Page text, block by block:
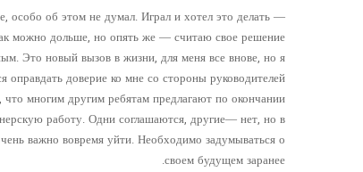
особо об этом не думал. Играл и хотел это делать
можно дольше, но опять же — считаю свое решение
Это новый вызов в жизни, для меня все внове, но я
оправдать доверие ко мне со стороны руководителей
многим другим ребятам предлагают по окончании
работу. Одни соглашаются, другие— нет, но в
важно вовремя уйти. Необходимо задумываться о
своем будущем заранее.